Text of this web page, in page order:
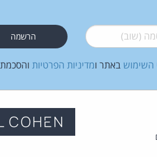
(שוב)*
השימוש באתר ומדיניות הפרטיות